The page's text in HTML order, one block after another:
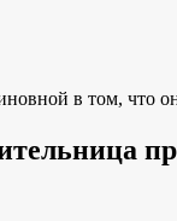
в том, что